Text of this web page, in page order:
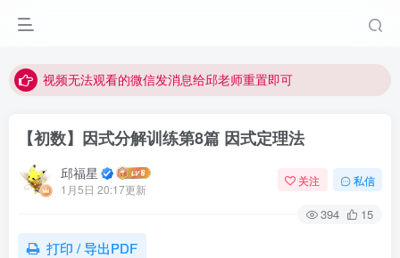
视频无法观看的微信发消息给邱老师重置即可
【初数】因式分解训练第8篇 因式定理法
邱福星
1月5日 20:17更新
关注 私信
394 15
打印 / 导出PDF